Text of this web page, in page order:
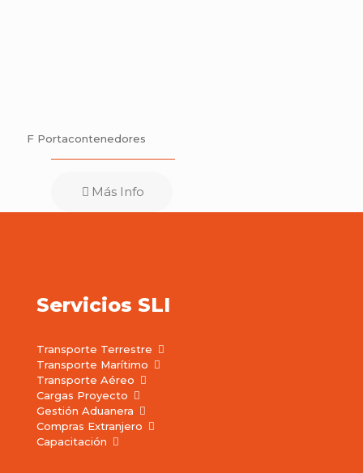
F Portacontenedores
Más Info
Servicios SLI
Transporte Terrestre
Transporte Marítimo
Transporte Aéreo
Cargas Proyecto
Gestión Aduanera
Compras Extranjero
Capacitación